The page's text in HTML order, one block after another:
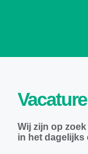
Wij zijn op
in het dagelijks